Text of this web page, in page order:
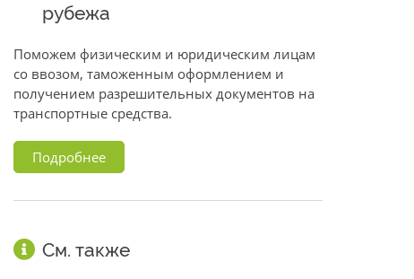
рубежа
Поможем физическим и юридическим лицам
со ввозом, таможенным оформлением и
получением разрешительных документов на
транспортные средства.
Подробнее
См. также